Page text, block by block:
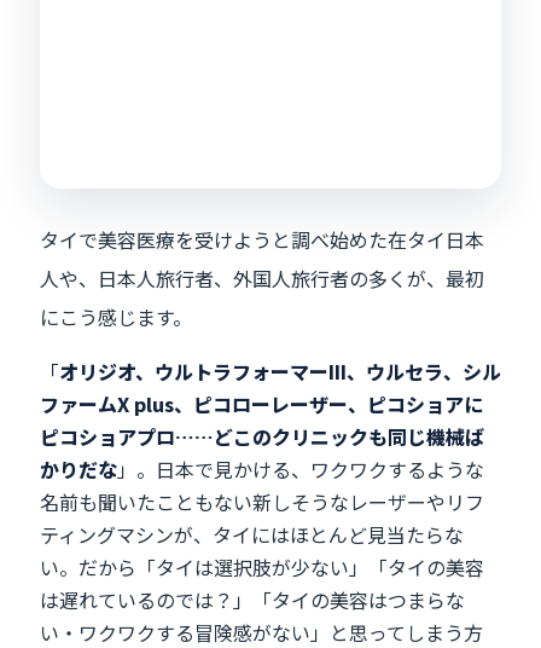
タイで美容医療を受けようと調べ始めた在タイ日本
人や、日本人旅行者、外国人旅行者の多くが、最初
にこう感じます。
「オリジオ、ウルトラフォーマーIII、ウルセラ、シル
ファームX plus、ピコローレーザー、ピコショアに
ピコショアプロ……どこのクリニックも同じ機械ば
かりだな」。日本で見かける、ワクワクするような
名前も聞いたこともない新しそうなレーザーやリフ
ティングマシンが、タイにはほとんど見当たらな
い。だから「タイは選択肢が少ない」「タイの美容
は遅れているのでは？」「タイの美容はつまらな
い・ワクワクする冒険感がない」と思ってしまう方